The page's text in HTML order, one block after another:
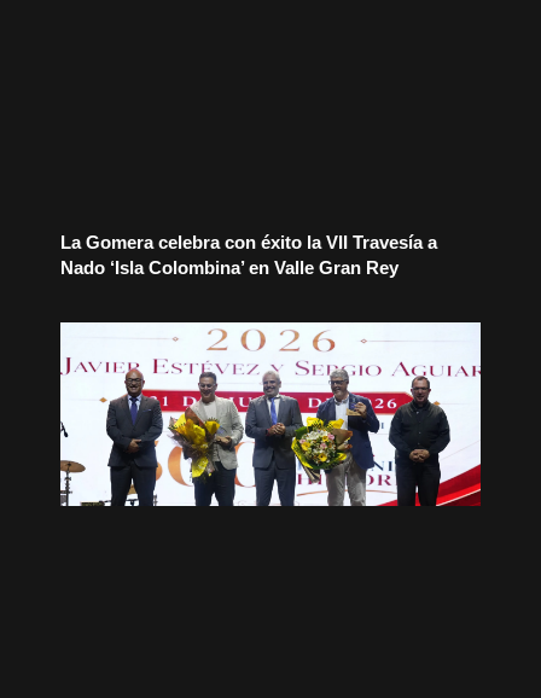
La Gomera celebra con éxito la VII Travesía a
Nado ‘Isla Colombina’ en Valle Gran Rey